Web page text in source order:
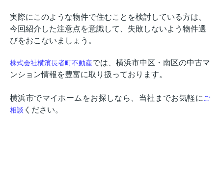
実際にこのような物件で住むことを検討している方は、
今回紹介した注意点を意識して、失敗しないよう物件選
びをおこないましょう。
株式会社横濱長者町不動産では、横浜市中区・南区の中古マ
ンション情報を豊富に取り扱っております。
横浜市でマイホームをお探しなら、当社までお気軽にご
相談 ください。